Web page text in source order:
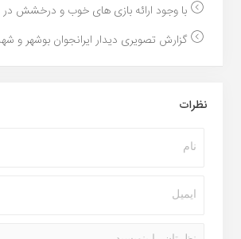
با وجود ارائه بازی های خوب و درخشش
گزارش تصویری دیدار ایرانجوان بوشهر و
نظرات